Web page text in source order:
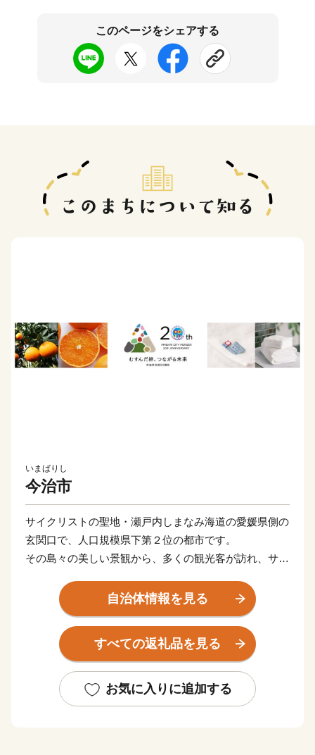
このページをシェアする
いまばりし
今治市
サイクリストの聖地・瀬戸内しまなみ海道の愛媛県側の
玄関口で、人口規模県下第２位の都市です。
その島々の美しい景観から、多くの観光客が訪れ、サイ
知られる今治タオル、世界に誇る海事産業。そして噂の
高級柑橘「紅まどんな」の主な産地でもあります。ほか
にも、焼豚玉子飯や今治焼鳥、バリィさんなど、ワクワ
クするモノが盛りだくさん！
にハマッてます）を合言葉に、魅力あふれるまちづくり
をすすめています。
自治体情報を見る
すべての返礼品を見る
お気に入りに追加する